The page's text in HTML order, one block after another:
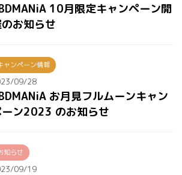
10月限定キャンペーン開
お知らせ
ャンペーン情報
09/28
お月見フルムーンキャン
ン2023 のお知らせ
知らせ
09/19